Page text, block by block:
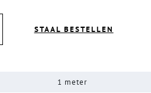
STAAL BESTELLEN
1 meter